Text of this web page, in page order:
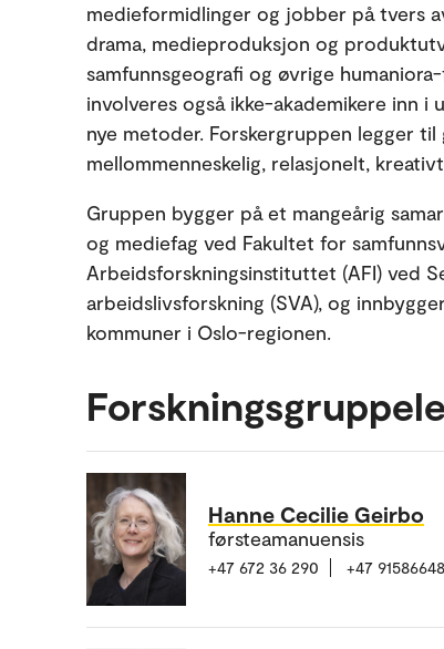
medieformidlinger og jobber på tvers
drama, medieproduksjon og
samfunnsgeografi og øvrige
involveres også ikke-akademikere inn i
nye metoder. Forskergruppen legger
mellommenneskelig, relasjonelt,
Gruppen bygger på et mangeårig
og mediefag ved Fakultet for
Arbeidsforskningsinstituttet (AFI) ved
arbeidslivsforskning (SVA), og
kommuner i Oslo-regionen.
Hanne Cecilie Geirbo
førsteamanuensis
+47 672 36 290 +47 91586648